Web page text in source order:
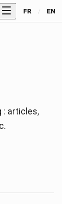
FR / EN
: articles,